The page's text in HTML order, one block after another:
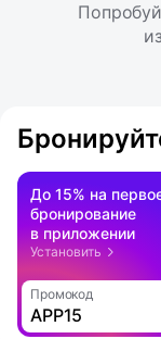
До 15% на
бронирование
в приложении
Установить
Промокод
APP15